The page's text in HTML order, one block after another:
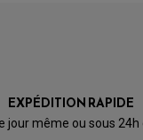
EXPÉDITION RAPIDE
jour même ou sous 24h